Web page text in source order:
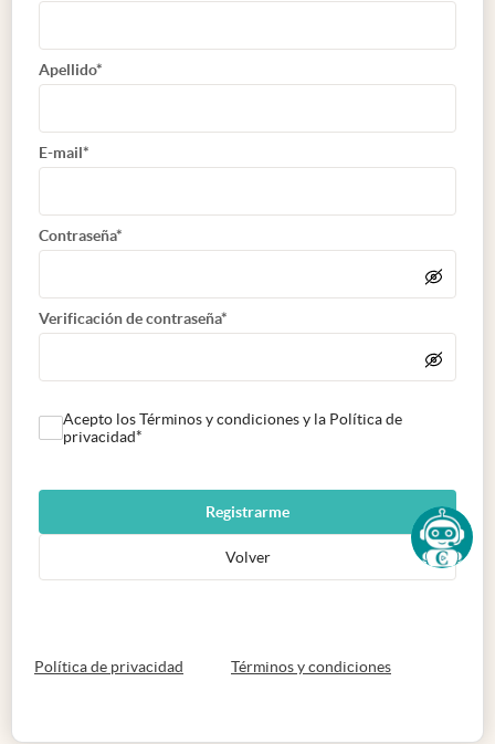
Apellido*
E-mail*
Contraseña*
Verificación de contraseña*
Acepto los Términos y condiciones y la Política de
privacidad*
Registrarme
Volver
Política de privacidad abre en nueva pestaña
Términos y condicionesabre en nueva